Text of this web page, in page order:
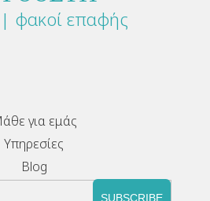
φακοί επαφής
για εμάς
Υπηρεσίες
Blog
SUBSCRIBE